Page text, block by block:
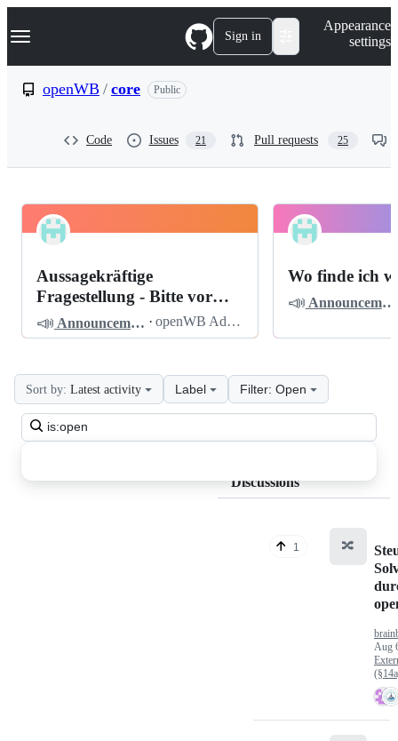
k
p
Navigation Menu Sign in
Appearance
settings
openWB / core Public
Code Issues 21 Pull requests 25
openWB
Discussions
Pinned
Aussagekräftige
Fragestellung - Bitte vor
dem Posten lesen
📣 Announcements · openWB Admin
Wo finde ich
📣 Announcements
Search
all
Sort by: Latest activity Label Filter: Open
Discussions
1 🔀
Aug